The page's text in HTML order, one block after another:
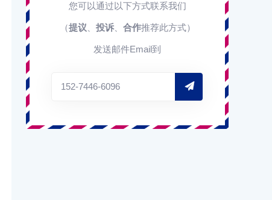
您可以通过以下方式联系我们
（提议 投诉、 合作推荐此方式）
发送邮件Email到
152-7446-6096